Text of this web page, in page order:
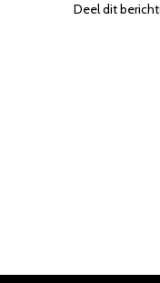
Deel dit bericht